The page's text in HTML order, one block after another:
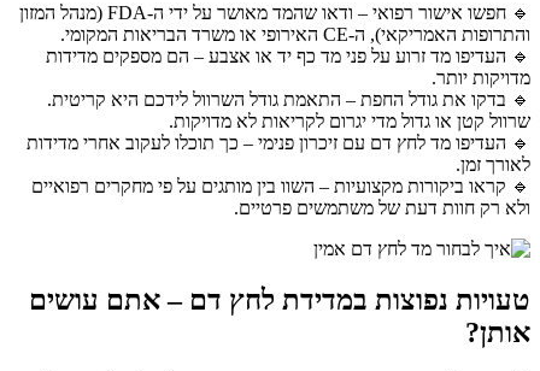
🔹 חפשו אישור רפואי – ודאו שהמד מאושר על ידי ה-FDA (מנהל המזון
והתרופות האמריקאי), ה-CE האירופי או משרד הבריאות המקומי.
🔹 העדיפו מד זרוע על פני מד כף יד או אצבע – הם מספקים מדידות
מדויקות יותר.
🔹 בדקו את גודל החפת – התאמת גודל השרוול לידכם היא קריטית.
שרוול קטן או גדול מדי יגרום לקריאות לא מדויקות.
🔹 העדיפו מד לחץ דם עם זיכרון פנימי – כך תוכלו לעקוב אחרי מדידות
לאורך זמן.
🔹 קראו ביקורות מקצועיות – השוו בין מותגים על פי מחקרים רפואיים
ולא רק חוות דעת של משתמשים פרטיים.
טעויות נפוצות במדידת לחץ דם – אתם עושים
אותן?